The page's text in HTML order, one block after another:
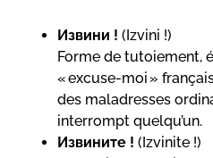
Извини ! (Izvini !)
Forme de tutoiement,
« excuse-moi »
des maladresses
interrompt quelqu’un.
Извините ! (Izvinite !)